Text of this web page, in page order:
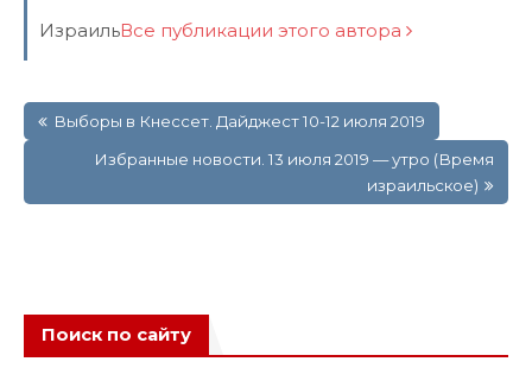
ИзраильВсе публикации этого автора
по
записям
Выборы в Кнессет. Дайджест 10-12 июля 2019
Избранные новости. 13 июля 2019 — утро (Время
израильское)
Поиск по сайту